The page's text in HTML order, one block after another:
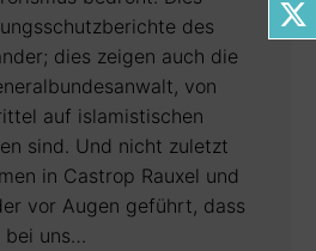
des
dies zeigen auch die
von
auf islamistischen
sind. Und nicht zuletzt
in Castrop Rauxel und
vor Augen geführt, dass
uns…